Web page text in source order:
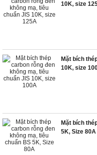
10K, size
Mặt bích
10K, size
Mặt bích
5K, Size 80A